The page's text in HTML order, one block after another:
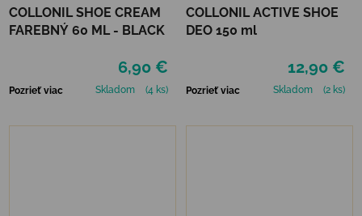
COLLONIL SHOE CREAM
FAREBNÝ 60 ML - BLACK
6,90 €
Pozrieť viac Skladom (4 ks)
COLLONIL ACTIVE SHOE
DEO 150 ml
12,90 €
Pozrieť viac Skladom (2 ks)